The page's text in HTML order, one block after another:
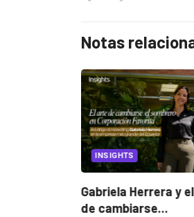
Notas
INSIGHTS
Gabriela Herrera y
de cambiarse...